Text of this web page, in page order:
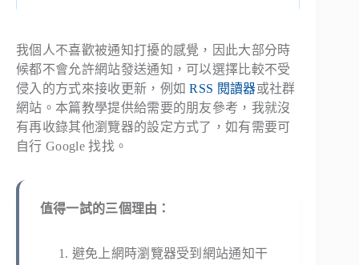
我個人不喜歡被通知打擾的感覺，因此大部分時
候都不會允許網站發送通知，可以選擇比較不受
侵入的方式來接收更新，例如RSS 閱讀器或社群
網站。本篇教學提供給需要的朋友參考，我就沒
有再收錄其他瀏覽器的設定方式了，如有需要可
自行 Google 找找。
值得一試的三個理由：
避免上網時瀏覽器受到網站通知干